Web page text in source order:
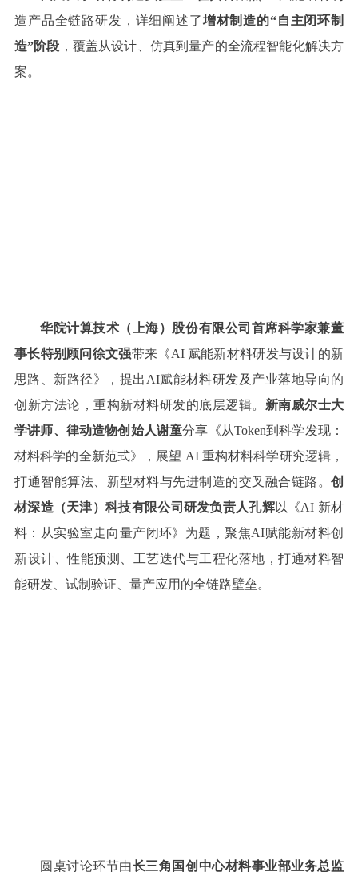
造产品全链路研发， 详细阐述了增材制造的“自主闭环制
造”阶段 ，覆盖从设计、仿真到量产的全流程智能化解决方
案。
华院计算技术（上海）股份有限公司首席科学家兼董
事长特别顾问徐文强带来《AI 赋能新材料研发与设计的新
思路、新路径》，提出AI赋能材料研发及产业落地导向的
创新方法论，重构新材料研发的底层逻辑。 新南威尔士大
学讲师、律动造物创始人谢童分享《从Token到科学发现：
材料科学的全新范式》，展望 AI 重构材料科学研究逻辑，
打通智能算法、新型材料与先进制造的交叉融合链路。 创
材深造（天津）科技有限公司研发负责人孔辉以《AI 新材
料：从实验室走向量产闭环》为题，聚焦AI赋能新材料创
新设计、性能预测、工艺迭代与工程化落地，打通材料智
能研发、试制验证、量产应用的全链路壁垒。
圆桌讨论环节由长三角国创中心材料事业部业务总监